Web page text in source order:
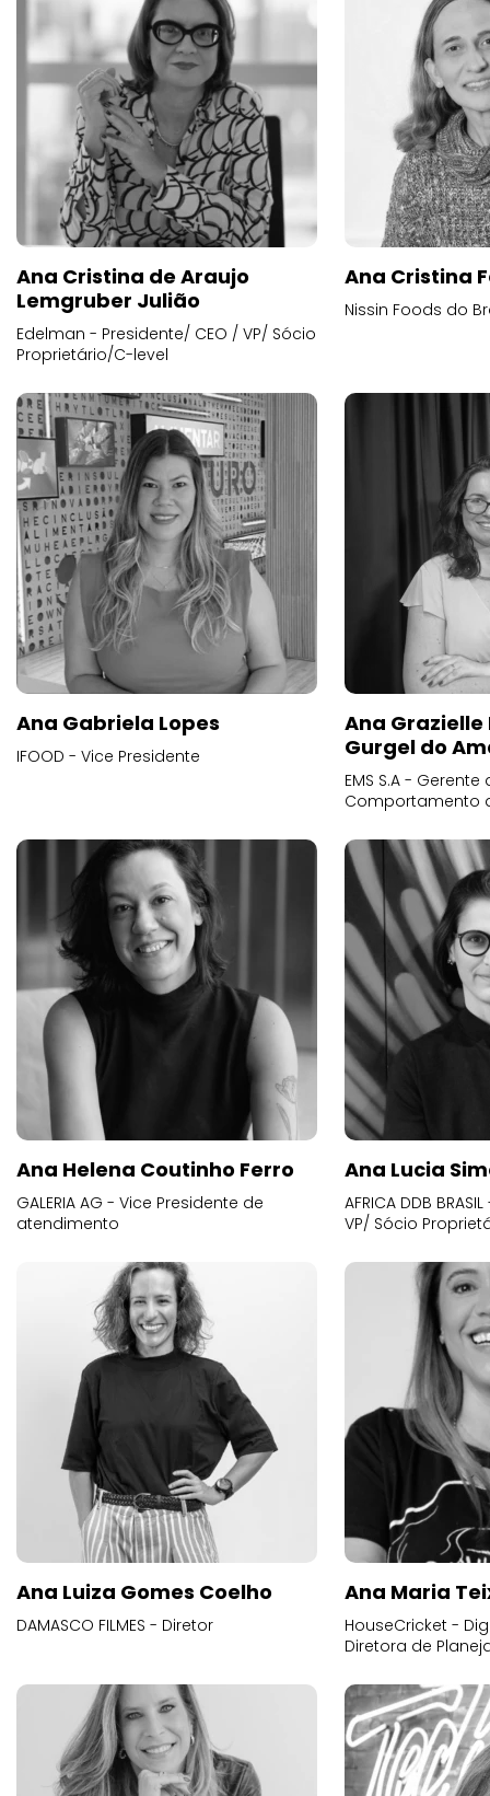
Ana Cristina de Araujo
Lemgruber Julião
Edelman - Presidente/ CEO / VP/ Sócio
Proprietário/C-level
Ana Cristina
Nissin Foods do
Ana Gabriela Lopes
IFOOD - Vice Presidente
Ana
Gurgel do
EMS S.A -
Comportamento
Ana Helena Coutinho Ferro
GALERIA AG - Vice Presidente de
atendimento
Ana Lucia
AFRICA DDB
VP/ Sócio
Ana Luiza Gomes Coelho
DAMASCO FILMES - Diretor
Ana Maria
HouseCricket -
Diretora de